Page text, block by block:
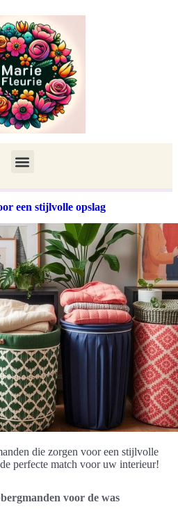
een stijlvolle opslag
die zorgen voor een stijlvolle
perfecte match voor uw interieur!
voor de was